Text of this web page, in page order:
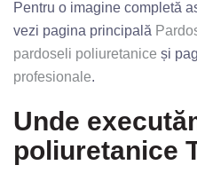
Pentru o imagine completă
vezi pagina principală
pardoseli poliuretanice și
profesionale.
Unde
poliuretanice